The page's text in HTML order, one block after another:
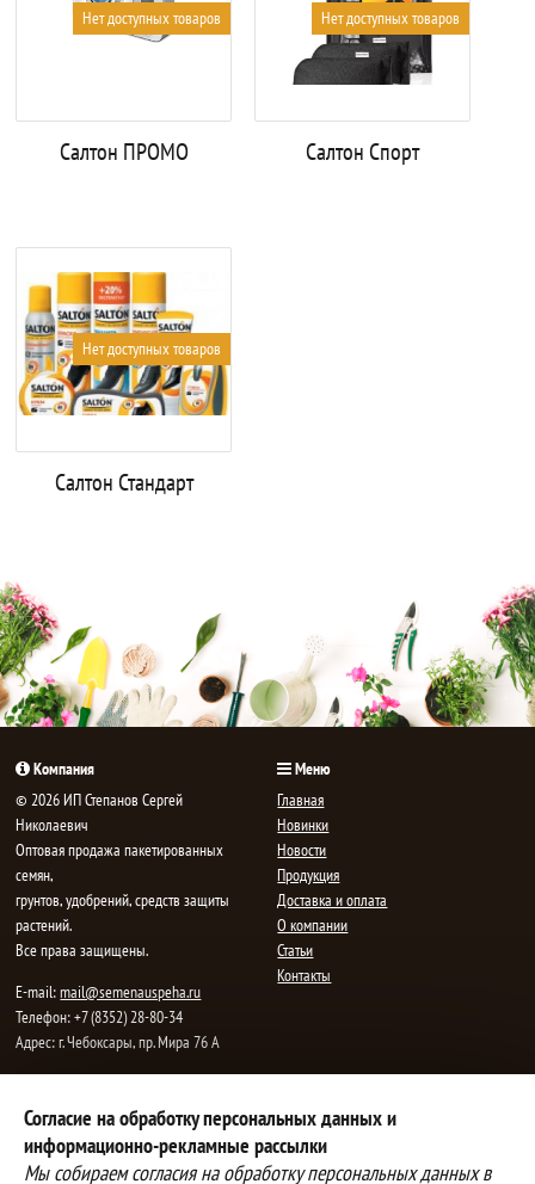
Нет доступных товаров
Салтон ПРОМО
Нет доступных товаров
Салтон Спорт
Нет доступных товаров
Салтон Стандарт
Согласие на обработку персональных данных и
информационно-рекламные рассылки
Мы собираем согласия на обработку персональных данных в
Компания
© 2026 ИП Степанов Сергей
Николаевич
Oптовая продажа пакетированных
семян,
грунтов, удобрений, средств защиты
растений.
Все права защищены.
E-mail:mail@semenauspeha.ru
Телефон: +7 (8352) 28-80-34
Адрес: г. Чебоксары, пр. Мира 76 А
Меню
Главная
Новинки
Новости
Продукция
Доставка и оплата
О компании
Статьи
Контакты
Способы оплаты
Вы можете оплатить покупки
наличными при получении товара,
Доставка
Наша компания осуществляет
бесплатную